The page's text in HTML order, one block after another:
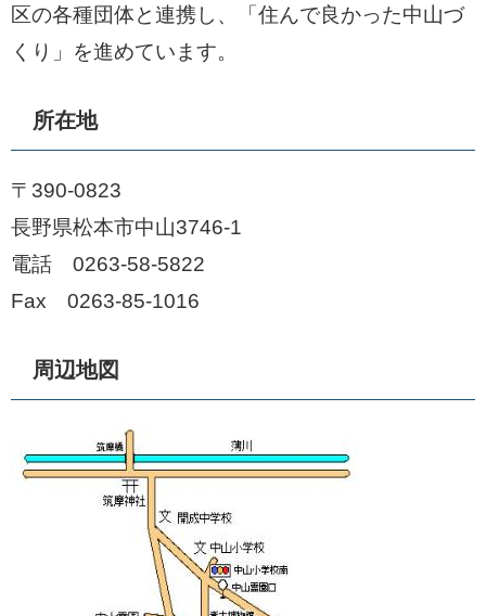
区の各種団体と連携し、「住んで良かった中山づ
くり」を進めています。
所在地
〒390-0823
長野県松本市中山3746-1
電話 0263-58-5822
Fax 0263-85-1016
周辺地図